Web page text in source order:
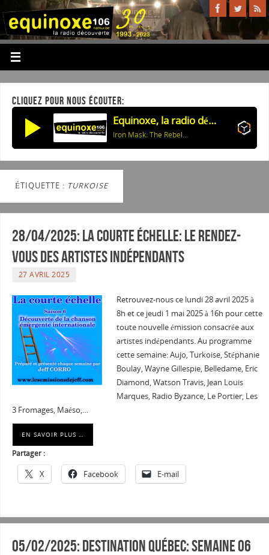
CLIQUEZ POUR NOUS ÉCOUTER:
Equinoxe, la radio découverte
Iron Mask: The Rebellion Of Lucifer
ÉTIQUETTE : TURKOISE
28/04/2025: La courte échelle: Le rendez-
vous des artistes indépendants
27 AVRIL 2025
Retrouvez-nous ce lundi 28 avril 2025 à
8h et ce jeudi 1 mai 2025 à 16h pour cette
toute nouvelle émission consacrée aux
artistes indépendants. Au programme
cette semaine: Aujo, Turkoise, Stéphanie
Boulay, Wayne Gillespie, Belledame, Eric
Diamond, Watson Travis, Jean Louis
Marques, Radio Byzance, Le Portier, Les
3 Fromages, Maéso,…
EN SAVOIR PLUS …
Partager :
X Facebook E-mail
05/02/2025: Destination Québec: semaine 06